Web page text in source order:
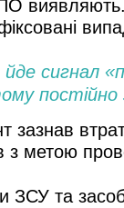
йде сигнал
постійно
зазнав
з метою
ЗСУ та